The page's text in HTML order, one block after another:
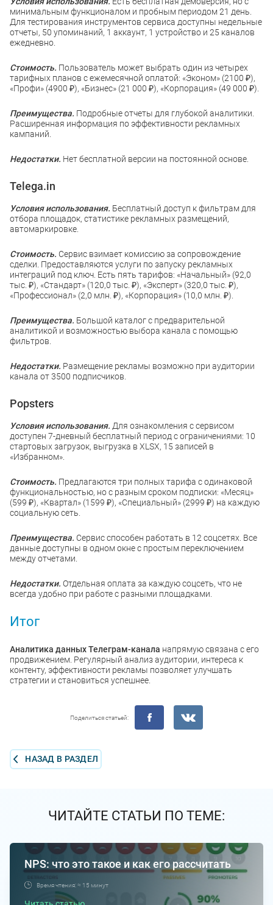
минимальным функционалом и пробным периодом 21 день.
Для тестирования инструментов сервиса доступны недельные
отчеты, 50 упоминаний, 1 аккаунт, 1 устройство и 25 каналов
ежедневно.
Стоимость. Пользователь может выбрать один из четырех
тарифных планов с ежемесячной оплатой: «Эконом» (2100 ₽),
«Профи» (4900 ₽), «Бизнес» (21 000 ₽), «Корпорация» (49 000 ₽).
Преимущества. Подробные отчеты для глубокой аналитики.
Расширенная информация по эффективности рекламных
кампаний.
Недостатки. Нет бесплатной версии на постоянной основе.
Telega.in
Условия использования. Бесплатный доступ к фильтрам для
отбора площадок, статистике рекламных размещений,
автомаркировке.
Стоимость. Сервис взимает комиссию за сопровождение
сделки. Предоставляются услуги по запуску рекламных
интеграций под ключ. Есть пять тарифов: «Начальный» (92,0
тыс. ₽), «Стандарт» (120,0 тыс. ₽), «Эксперт» (320,0 тыс. ₽),
«Профессионал» (2,0 млн. ₽), «Корпорация» (10,0 млн. ₽).
Преимущества. Большой каталог с предварительной
аналитикой и возможностью выбора канала с помощью
фильтров.
Недостатки. Размещение рекламы возможно при аудитории
канала от 3500 подписчиков.
Popsters
Условия использования. Для ознакомления с сервисом
доступен 7-дневный бесплатный период с ограничениями: 10
стартовых загрузок, выгрузка в XLSX, 15 записей в
«Избранном».
Стоимость. Предлагаются три полных тарифа с одинаковой
функциональностью, но с разным сроком подписки: «Месяц»
(599 ₽), «Квартал» (1599 ₽), «Специальный» (2999 ₽) на каждую
социальную сеть.
Преимущества. Сервис способен работать в 12 соцсетях. Все
данные доступны в одном окне с простым переключением
между отчетами.
Недостатки. Отдельная оплата за каждую соцсеть, что не
всегда удобно при работе с разными площадками.
Итог
Аналитика данных Телеграм-канала напрямую связана с его
продвижением. Регулярный анализ аудитории, интереса к
контенту, эффективности рекламы позволяет улучшать
стратегии и становиться успешнее.
НАЗАД В РАЗДЕЛ
Поделиться статьей:
ЧИТАЙТЕ СТАТЬИ ПО ТЕМЕ:
NPS: что это такое и как его рассчитать
Время чтения: ≈ 15 минут